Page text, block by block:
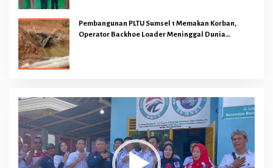
Pembangunan PLTU Sumsel 1 Memakan Korban,
Operator Backhoe Loader Meninggal Dunia
Pemutar
Video